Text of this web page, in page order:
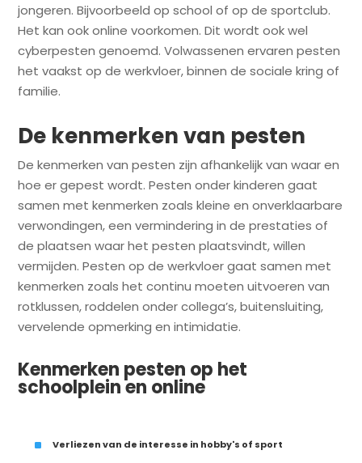
jongeren. Bijvoorbeeld op school of op de sportclub.
Het kan ook online voorkomen. Dit wordt ook wel
cyberpesten genoemd. Volwassenen ervaren pesten
het vaakst op de werkvloer, binnen de sociale kring of
familie.
De kenmerken van pesten
De kenmerken van pesten zijn afhankelijk van waar en
hoe er gepest wordt. Pesten onder kinderen gaat
samen met kenmerken zoals kleine en onverklaarbare
verwondingen, een vermindering in de prestaties of
de plaatsen waar het pesten plaatsvindt, willen
vermijden. Pesten op de werkvloer gaat samen met
kenmerken zoals het continu moeten uitvoeren van
rotklussen, roddelen onder collega’s, buitensluiting,
vervelende opmerking en intimidatie.
Kenmerken pesten op het
schoolplein en online
^ Verliezen van de interesse in hobby's of sport